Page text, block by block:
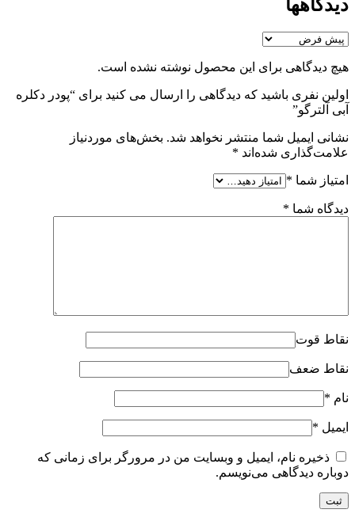
دیدگاهها
هیچ دیدگاهی برای این محصول نوشته نشده است.
اولین نفری باشید که دیدگاهی را ارسال می کنید برای “پودر دکلره
آبی آلترگو”
نشانی ایمیل شما منتشر نخواهد شد. بخش‌های موردنیاز
علامت‌گذاری شده‌اند *
امتیاز شما *
دیدگاه شما *
نقاط قوت
نقاط ضعف
نام *
ایمیل *
ذخیره نام، ایمیل و وبسایت من در مرورگر برای زمانی که
دوباره دیدگاهی می‌نویسم.